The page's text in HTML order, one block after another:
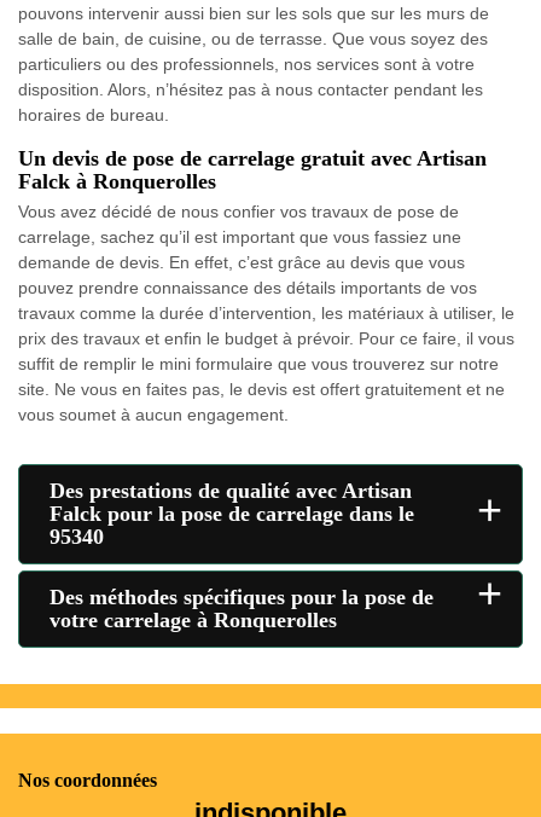
pouvons intervenir aussi bien sur les sols que sur les murs de
salle de bain, de cuisine, ou de terrasse. Que vous soyez des
particuliers ou des professionnels, nos services sont à votre
disposition. Alors, n’hésitez pas à nous contacter pendant les
horaires de bureau.
Un devis de pose de carrelage gratuit avec Artisan
Falck à Ronquerolles
Vous avez décidé de nous confier vos travaux de pose de
carrelage, sachez qu’il est important que vous fassiez une
demande de devis. En effet, c’est grâce au devis que vous
pouvez prendre connaissance des détails importants de vos
travaux comme la durée d’intervention, les matériaux à utiliser, le
prix des travaux et enfin le budget à prévoir. Pour ce faire, il vous
suffit de remplir le mini formulaire que vous trouverez sur notre
site. Ne vous en faites pas, le devis est offert gratuitement et ne
vous soumet à aucun engagement.
Des prestations de qualité avec Artisan
Falck pour la pose de carrelage dans le
95340
+
Des méthodes spécifiques pour la pose de
votre carrelage à Ronquerolles
+
Nos coordonnées